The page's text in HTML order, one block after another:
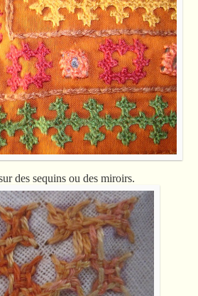
des sequins ou des miroirs.